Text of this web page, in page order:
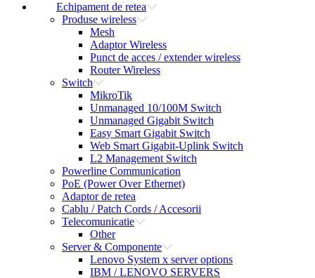
Echipament de retea
Produse wireless
Mesh
Adaptor Wireless
Punct de acces / extender wireless
Router Wireless
Switch
MikroTik
Unmanaged 10/100M Switch
Unmanaged Gigabit Switch
Easy Smart Gigabit Switch
Web Smart Gigabit-Uplink Switch
L2 Management Switch
Powerline Communication
PoE (Power Over Ethernet)
Adaptor de retea
Cablu / Patch Cords / Accesorii
Telecomunicatie
Other
Server & Componente
Lenovo System x server options
IBM / LENOVO SERVERS